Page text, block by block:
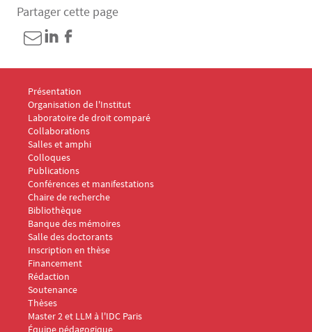
Partager cette page
Menu Footer IDC 1
Présentation
Organisation de l'Institut
Laboratoire de droit comparé
Collaborations
Salles et amphi
Menu Footer IDC 2
Colloques
Publications
Conférences et manifestations
Chaire de recherche
Menu Footer IDC 3
Bibliothèque
Banque des mémoires
Menu Footer IDC 4
Salle des doctorants
Inscription en thèse
Financement
Rédaction
Soutenance
Thèses
Menu Footer IDC 5
Master 2 et LLM à l'IDC Paris
Équipe pédagogique